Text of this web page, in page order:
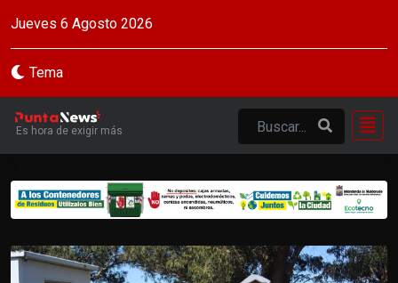
Jueves 6 Agosto 2026
Tema
Es hora de exigir más